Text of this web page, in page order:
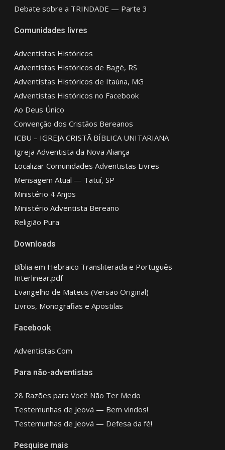
Debate sobre a TRINDADE — Parte 3
Comunidades livres
Adventistas Históricos
Adventistas Históricos de Bagé, RS
Adventistas Históricos de Itaúna, MG
Adventistas Históricos no Facebook
Ao Deus Único
Convenção dos Cristãos Bereanos
ICBU – IGREJA CRISTÃ BÍBLICA UNITARIANA
Igreja Adventista da Nova Aliança
Localizar Comunidades Adventistas Livres
Mensagem Atual — Tatuí, SP
Ministério 4 Anjos
Ministério Adventista Bereano
Religião Pura
Downloads
Bíblia em Hebraico Transliterada e Português
Interlinear.pdf
Evangelho de Mateus (Versão Original)
Livros, Monografias e Apostilas
Facebook
Adventistas.Com
Para não-adventistas
28 Razões para Você Não Ter Medo
Testemunhas de Jeová — Bem vindos!
Testemunhas de Jeová — Defesa da fé!
Pesquise mais